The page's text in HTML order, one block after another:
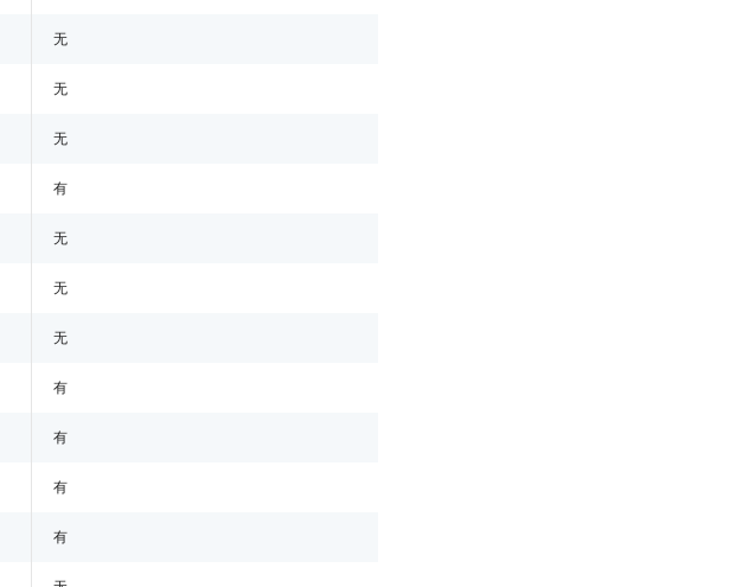
无
无
无
有
无
无
无
有
有
有
有